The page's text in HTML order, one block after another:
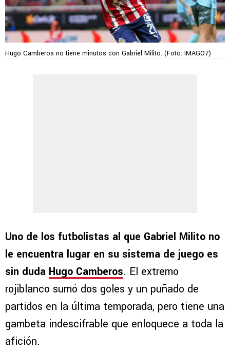
Hugo Camberos no tiene minutos con Gabriel Milito. (Foto: IMAGO7)
Uno de los futbolistas al que Gabriel Milito no
le encuentra lugar en su sistema de juego es
sin duda Hugo Camberos. El extremo
rojiblanco sumó dos goles y un puñado de
partidos en la última temporada, pero tiene una
gambeta indescifrable que enloquece a toda la
afición.